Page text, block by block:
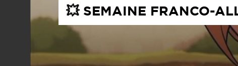
💥 SEMAINE FRANCO-